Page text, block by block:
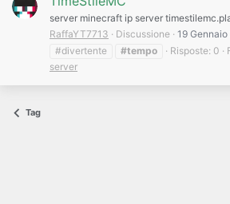
server minecraft ip server
RaffaYT7713
Discussione 19
#divertente
#tempo Risposte: 0
server
Tag